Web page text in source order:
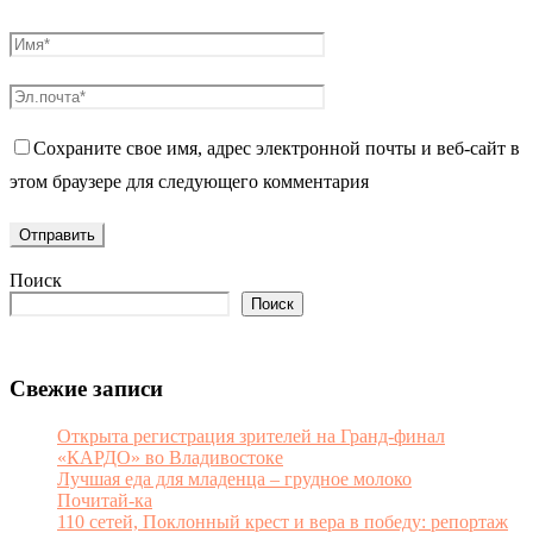
Сохраните свое имя, адрес электронной почты и веб-сайт в
этом браузере для следующего комментария
Поиск
Поиск
Свежие записи
Открыта регистрация зрителей на Гранд-финал
«КАРДО» во Владивостоке
Лучшая еда для младенца – грудное молоко
Почитай-ка
110 сетей, Поклонный крест и вера в победу: репортаж